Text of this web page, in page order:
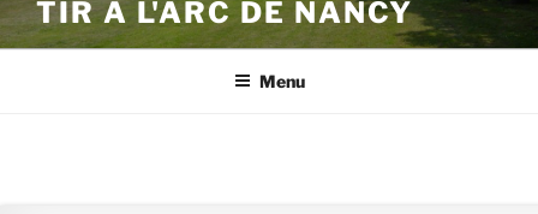
TIR À L'ARC DE NANCY
Menu